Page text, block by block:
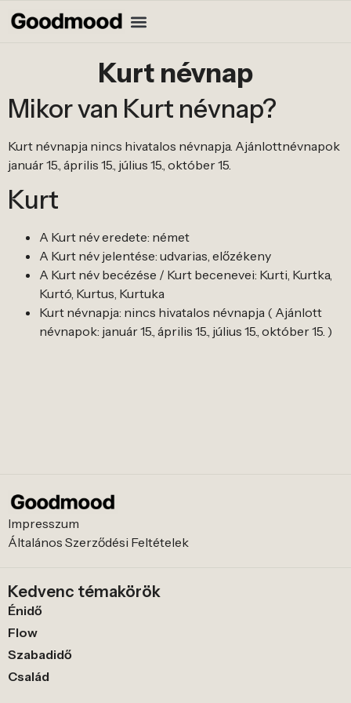
Kurt névnap
Mikor van Kurt névnap?
Kurt névnapja nincs hivatalos névnapja. Ajánlottnévnapok
január 15., április 15., július 15., október 15.
Kurt
A Kurt név eredete: német
A Kurt név jelentése: udvarias, előzékeny
A Kurt név becézése / Kurt becenevei: Kurti, Kurtka,
Kurtó, Kurtus, Kurtuka
Kurt névnapja: nincs hivatalos névnapja ( Ajánlott
névnapok: január 15., április 15., július 15., október 15. )
Impresszum
Általános Szerződési Feltételek
Kedvenc témakörök
Énidő
Flow
Szabadidő
Család